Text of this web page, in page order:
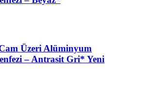
Üzeri Alüminyum
– Antrasit Gri* Yeni